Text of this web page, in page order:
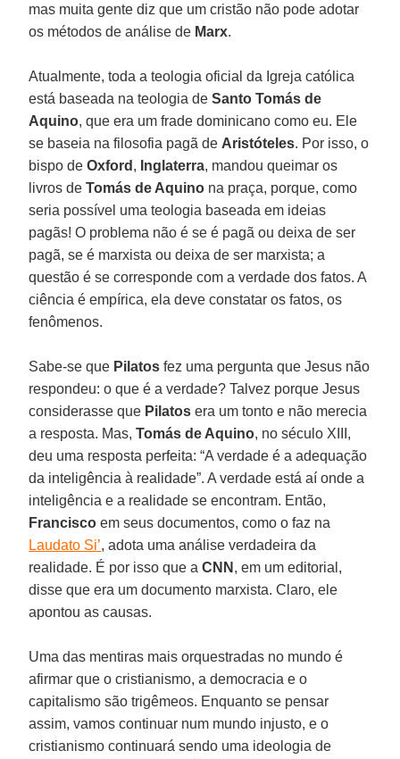
mas muita gente diz que um cristão não pode adotar
os métodos de análise de Marx.
Atualmente, toda a teologia oficial da Igreja católica
está baseada na teologia deSanto Tomás de
Aquino, que era um frade dominicano como eu. Ele
se baseia na filosofia pagã de Aristóteles. Por isso, o
bispo deOxford , Inglaterra, mandou queimar os
livros deTomás de Aquino na praça, porque, como
seria possível uma teologia baseada em ideias
pagãs! O problema não é se é pagã ou deixa de ser
pagã, se é marxista ou deixa de ser marxista; a
questão é se corresponde com a verdade dos fatos. A
ciência é empírica, ela deve constatar os fatos, os
fenômenos.
Sabe-se que Pilatos fez uma pergunta que Jesus não
respondeu: o que é a verdade? Talvez porque Jesus
considerasse que Pilatos era um tonto e não merecia
a resposta. Mas,Tomás de Aquino, no século XIII,
deu uma resposta perfeita: “A verdade é a adequação
da inteligência à realidade”. A verdade está aí onde a
inteligência e a realidade se encontram. Então,
Francisco em seus documentos, como o faz na
Laudato Si’, adota uma análise verdadeira da
realidade. É por isso que aCNN , em um editorial,
disse que era um documento marxista. Claro, ele
apontou as causas.
Uma das mentiras mais orquestradas no mundo é
afirmar que o cristianismo, a democracia e o
capitalismo são trigêmeos. Enquanto se pensar
assim, vamos continuar num mundo injusto, e o
cristianismo continuará sendo uma ideologia de